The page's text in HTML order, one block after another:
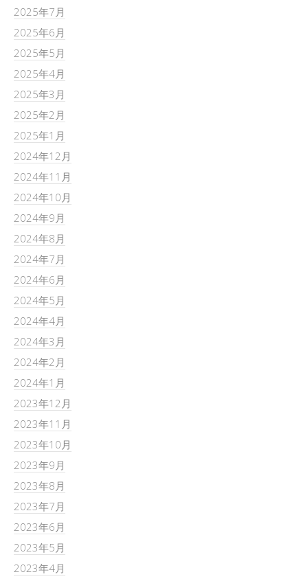
2025年7月
2025年6月
2025年5月
2025年4月
2025年3月
2025年2月
2025年1月
2024年12月
2024年11月
2024年10月
2024年9月
2024年8月
2024年7月
2024年6月
2024年5月
2024年4月
2024年3月
2024年2月
2024年1月
2023年12月
2023年11月
2023年10月
2023年9月
2023年8月
2023年7月
2023年6月
2023年5月
2023年4月